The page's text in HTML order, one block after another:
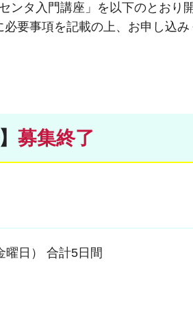
ンタ入門講座」を以下のとおり
要事項を記載の上、お申し込み
募集終了
日） 合計5日間